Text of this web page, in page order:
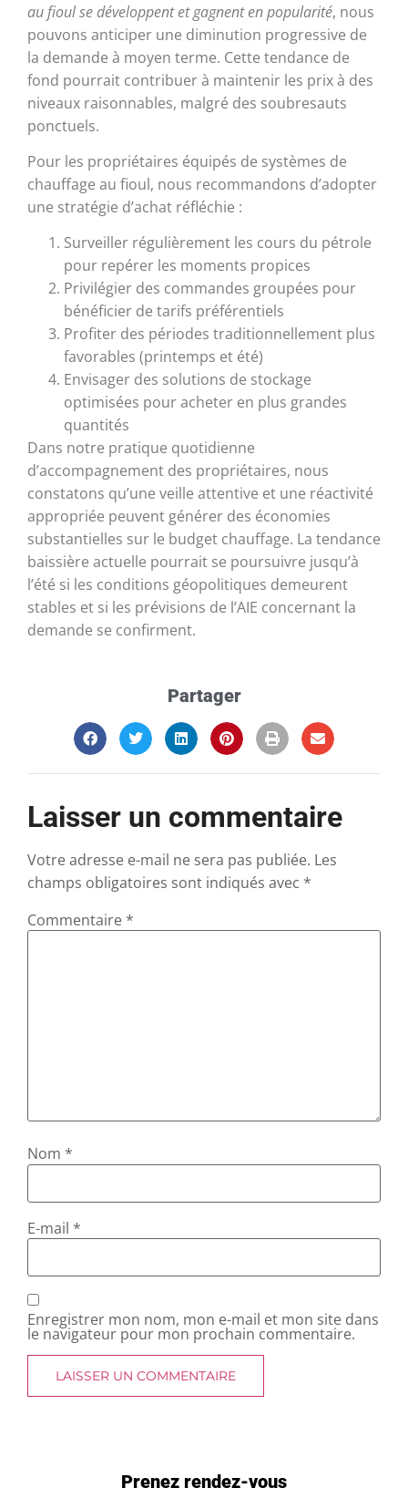
au fioul se développent et gagnent en popularité, nous
pouvons anticiper une diminution progressive de
la demande à moyen terme. Cette tendance de
fond pourrait contribuer à maintenir les prix à des
niveaux raisonnables, malgré des soubresauts
ponctuels.
Pour les propriétaires équipés de systèmes de
chauffage au fioul, nous recommandons d’adopter
une stratégie d’achat réfléchie :
Surveiller régulièrement les cours du pétrole
pour repérer les moments propices
Privilégier des commandes groupées pour
bénéficier de tarifs préférentiels
Profiter des périodes traditionnellement plus
favorables (printemps et été)
Envisager des solutions de stockage
optimisées pour acheter en plus grandes
quantités
Dans notre pratique quotidienne
d’accompagnement des propriétaires, nous
constatons qu’une veille attentive et une réactivité
appropriée peuvent générer des économies
substantielles sur le budget chauffage. La tendance
baissière actuelle pourrait se poursuivre jusqu’à
l’été si les conditions géopolitiques demeurent
stables et si les prévisions de l’AIE concernant la
demande se confirment.
Partager
Laisser un commentaire
Votre adresse e-mail ne sera pas publiée. Les
champs obligatoires sont indiqués avec *
Commentaire *
Nom *
E-mail *
Enregistrer mon nom, mon e-mail et mon site dans
le navigateur pour mon prochain commentaire.
Prenez rendez-vous